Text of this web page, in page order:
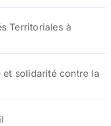
Territoriales à
et solidarité contre la